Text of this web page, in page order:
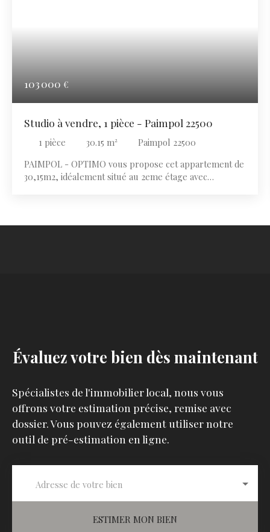
103 000 €
Studio à vendre, 1 pièce - Paimpol 22500
1 pièce 30.15 m²
Paimpol 22500
PAIMPOL - OPTIMO vous propose cet appartement de
30,15m2, idéalement situé au 2eme étage avec
constitue une belle opportunité pour un
Évaluez votre bien dès maintenant
Spécialistes de l'immobilier local, nous vous
offrons votre estimation précise, remise avec
dossier. Vous pouvez également utiliser notre
outil de pré-estimation en ligne.
Adresse de votre bien
ESTIMER MON BIEN